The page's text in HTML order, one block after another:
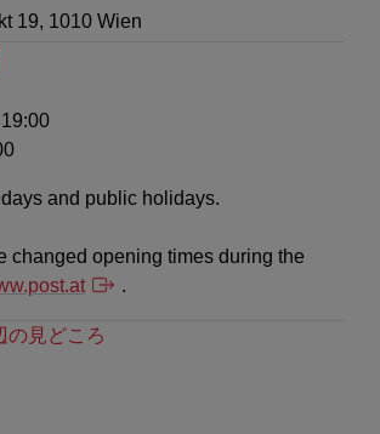
19, 1010 Wien
and public holidays.
changed opening times during the
.
の見どころ